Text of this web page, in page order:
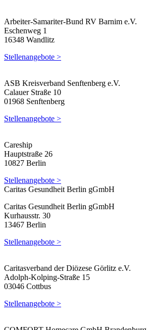
Arbeiter-Samariter-Bund RV Barnim e.V.
Eschenweg 1
16348 Wandlitz
Stellenangebote >
ASB Kreisverband Senftenberg e.V.
Calauer Straße 10
01968 Senftenberg
Stellenangebote >
Careship
Hauptstraße 26
10827 Berlin
Stellenangebote >
Caritas Gesundheit Berlin gGmbH
Caritas Gesundheit Berlin gGmbH
Kurhausstr. 30
13467 Berlin
Stellenangebote >
Caritasverband der Diözese Görlitz e.V.
Adolph-Kolping-Straße 15
03046 Cottbus
Stellenangebote >